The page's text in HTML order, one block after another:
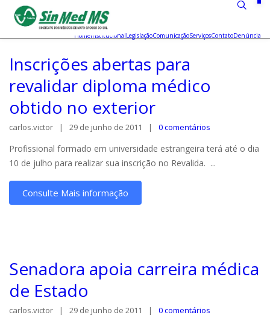
HomeInstitucionalLegislaçãoComunicaçãoServiçosContatoDenúncia
Inscrições abertas para
revalidar diploma médico
obtido no exterior
carlos.victor 29 de junho de 2011 0 comentários
Profissional formado em universidade estrangeira terá até o dia
10 de julho para realizar sua inscrição no Revalida. ...
Consulte Mais informação
Senadora apoia carreira médica
de Estado
carlos.victor 29 de junho de 2011 0 comentários